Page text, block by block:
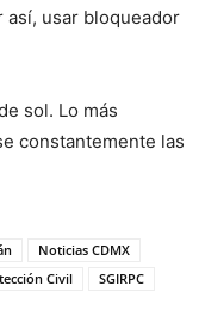
así, usar bloqueador
sol. Lo más
constantemente las
Noticias CDMX
Civil SGIRPC